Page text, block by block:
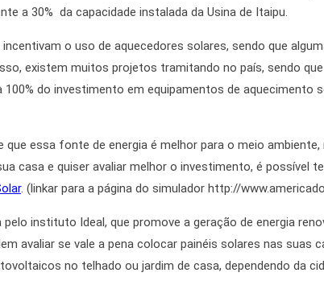
a 30% da capacidade instalada da Usina de Itaipu.
o uso de aquecedores solares, sendo que
existem muitos projetos tramitando no país, sendo
100% do investimento em equipamentos de aquecimento
que essa fonte de energia é melhor para o meio
casa e quiser avaliar melhor o investimento, é possível
. (linkar para a página do simulador http://
instituto Ideal, que promove a geração de energia
avaliar se vale a pena colocar painéis solares nas
no telhado ou jardim de casa, dependendo da